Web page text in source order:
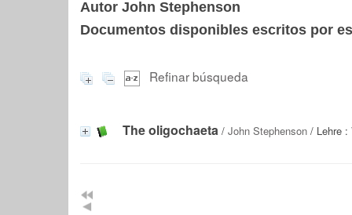
Autor John Stephenson
Documentos disponibles escritos por
Refinar búsqueda
The oligochaeta / John Stephenson / Lehre :